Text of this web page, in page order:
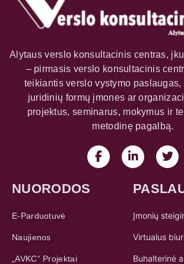
Alytaus verslo konsultacinis centras,
– pirmasis verslo konsultacinis
teikiantis verslo vystymo
juridinių formų įmones ar
projektus, seminarus, mokymus ir
metodinę pagalbą.
NUORODOS
E-Parduotuvė
Naujienos
„AVKC“ Projektai
Įmonių
Virtualus
Buhalterinė